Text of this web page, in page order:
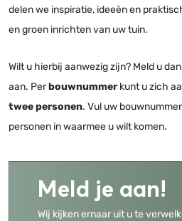
delen we inspiratie, ideeën en
en groen inrichten van uw tuin.
Wilt u hierbij aanwezig zijn? Meld u
aan. Perbouwnummerkunt u zich
twee personen. Vul uw
personen in waarmee u wilt komen.
Meld je aan!
Wij kijken ernaar uit u te